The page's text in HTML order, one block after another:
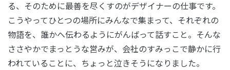
る、そのために最善を尽くすのがデザイナーの仕事です。
こうやってひとつの場所にみんなで集まって、それぞれの
物語を、誰かへ伝わるようにがんばって話すこと。そんな
ささやかでまっとうな営みが、会社のすみっこで静かに行
われていることに、ちょっと泣きそうになりました。